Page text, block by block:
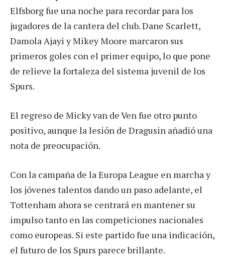
Elfsborg fue una noche para recordar para los
jugadores de la cantera del club. Dane Scarlett,
Damola Ajayi y Mikey Moore marcaron sus
primeros goles con el primer equipo, lo que pone
de relieve la fortaleza del sistema juvenil de los
Spurs.
El regreso de Micky van de Ven fue otro punto
positivo, aunque la lesión de Dragusin añadió una
nota de preocupación.
Con la campaña de la Europa League en marcha y
los jóvenes talentos dando un paso adelante, el
Tottenham ahora se centrará en mantener su
impulso tanto en las competiciones nacionales
como europeas. Si este partido fue una indicación,
el futuro de los Spurs parece brillante.